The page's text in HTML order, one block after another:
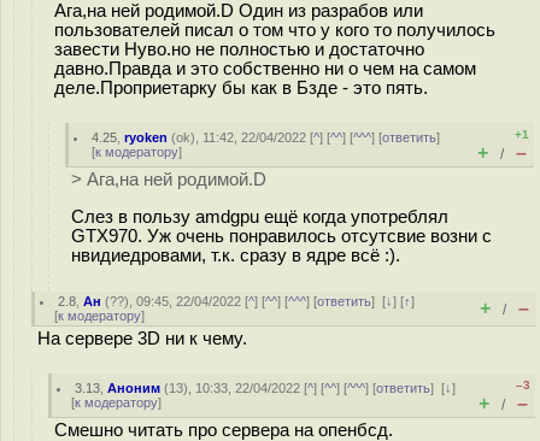
Ага,на ней родимой.D Один из разрабов или
пользователей писал о том что у кого то получилось
завести Нуво.но не полностью и достаточно
давно.Правда и это собственно ни о чем на самом
деле.Проприетарку бы как в Бзде - это пять.
4.25 ,ryoken (ok), 11:42, 22/04/2022 [^] [^^] [^^^] [ответить]
[к модератору]
+1
+ / –
> Ага,на ней родимой.D
Слез в пользу amdgpu ещё когда употреблял
GTX970. Уж очень понравилось отсутсвие возни с
нвидиедровами, т.к. сразу в ядре всё :).
2.8 ,Ан (??), 09:45, 22/04/2022 [^] [^^] [^^^] [ответить][↓] [↑]
[к модератору] + / –
На сервере 3D ни к чему.
3.13 ,Аноним (13), 10:33, 22/04/2022 [^] [^^] [^^^] [ответить][↓]
[к модератору]
–3
+ / –
Смешно читать про сервера на опенбсд.